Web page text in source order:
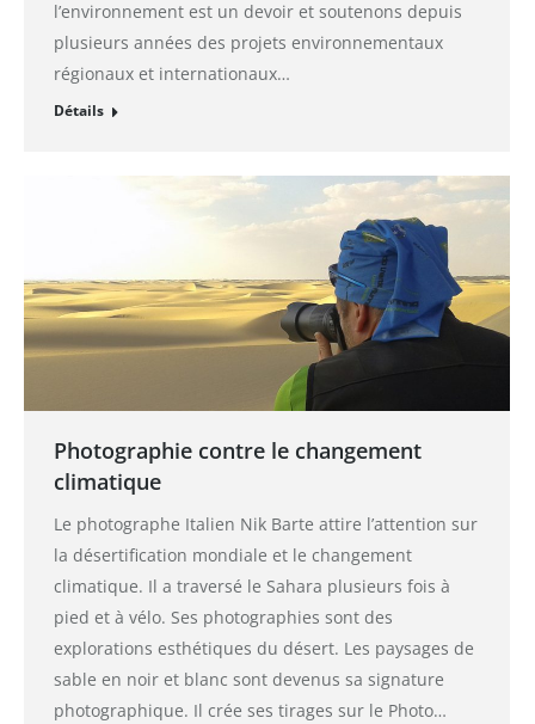
l’environnement est un devoir et soutenons depuis
plusieurs années des projets environnementaux
régionaux et internationaux…
Détails
Photographie contre le changement
climatique
Le photographe Italien Nik Barte attire l’attention sur
la désertification mondiale et le changement
climatique. Il a traversé le Sahara plusieurs fois à
pied et à vélo. Ses photographies sont des
explorations esthétiques du désert. Les paysages de
sable en noir et blanc sont devenus sa signature
photographique. Il crée ses tirages sur le Photo…